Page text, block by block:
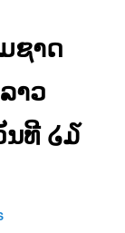
ຊາດ
າວ
ທີ ໒໓